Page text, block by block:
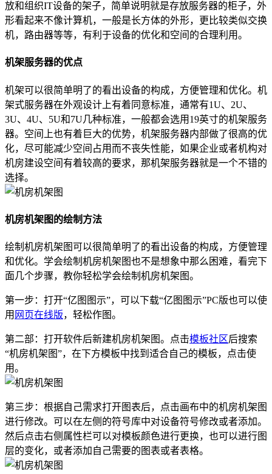
放和组织IT设备的架子，简单说明就是存放服务器的柜子，外
形看起来不像计算机，一般是长方体的外形，更比较类似交换
机，路由器等等，有利于设备的优化和空间的合理利用。
机架服务器的优点
机架可以很简单明了的看出设备的构成，方便管理和优化。机
架式服务器在外观设计上有着同意标准，通常有1U、2U、
3U、4U、5U和7U几种标准，一般都会选用19英寸的机架服务
器。空间上也有着巨大的优势，机架服务器内部做了很高的优
化，尽可能减少空间占用而不丧失性能，如果企业或者机构对
机房建设空间有着较高的要求，那机架服务器就是一个不错的
选择。
机房机架图的绘制方法
绘制机房机架图可以很简单明了的看出设备的构成，方便管理
和优化。学会绘制机房机架图也不是想象中那么困难，看完下
面几个步骤，教你轻松学会绘制机房机架图。
第一步：打开“亿图图示”，可以下载“亿图图示”PC版也可以使
用 网页在线版，轻松作图。
第二部：打开软件后新建机房机架图。点击模板社区后搜索
“机房机架图”，在下方模板中找到适合自己的模板，点击使
用。
第三步：根据自己需求打开图表后，点击画布中的机房机架图
进行修改。可以在左侧的符号库中对设备符号修改或者添加。
然后点击右侧属性栏可以对模板颜色进行更换，也可以进行图
层的变化，或者添加自己需要的图表或者表格。